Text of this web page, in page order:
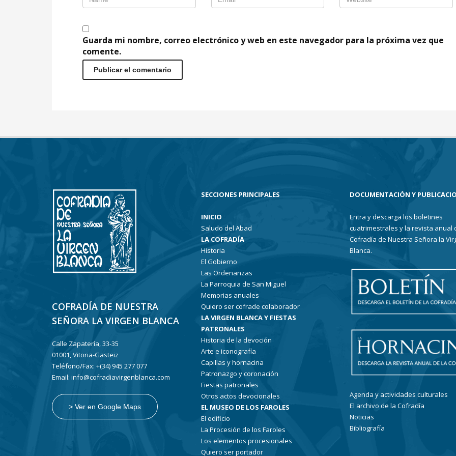
Guarda mi nombre, correo electrónico y web en este navegador para la próxima vez que
comente.
COFRADÍA DE NUESTRA
SEÑORA LA VIRGEN BLANCA
Calle Zapatería, 33-35
01001, Vitoria-Gasteiz
Teléfono/Fax: +(34) 945 277 077
Email: info@cofradiavirgenblanca.com
> Ver en Google Maps
SECCIONES PRINCIPALES
INICIO
Saludo del Abad
LA COFRADÍA
Historia
El Gobierno
Las Ordenanzas
La Parroquia de San Miguel
Memorias anuales
Quiero ser cofrade colaborador
LA VIRGEN BLANCA Y FIESTAS
PATRONALES
Historia de la devoción
Arte e iconografía
Capillas y hornacina
Patronazgo y coronación
Fiestas patronales
Otros actos devocionales
EL MUSEO DE LOS FAROLES
El edificio
La Procesión de los Faroles
Los elementos procesionales
Quiero ser portador
DOCUMENTACIÓN Y
Entra y descarga los boletines
cuatrimestrales y la revista anual
Cofradía de Nuestra Señora la
Blanca.
Agenda y actividades culturales
El archivo de la Cofradía
Noticias
Bibliografía